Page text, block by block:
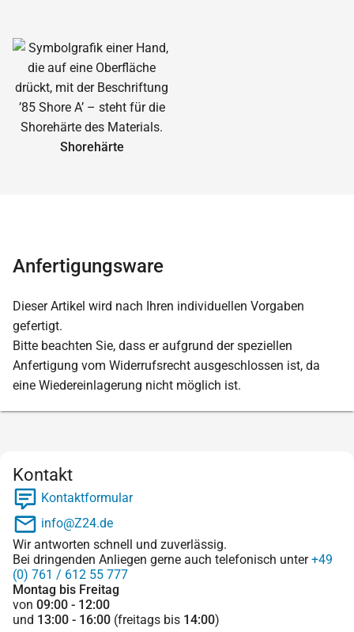
Shorehärte
Anfertigungsware
Dieser Artikel wird nach Ihren individuellen Vorgaben
gefertigt.
Bitte beachten Sie, dass er aufgrund der speziellen
Anfertigung vom Widerrufsrecht ausgeschlossen ist, da
eine Wiedereinlagerung nicht möglich ist.
Kontakt
Kontaktformular
info@Z24.de
Wir antworten schnell und zuverlässig.
Bei dringenden Anliegen gerne auch telefonisch unter+49
(0) 761 / 612 55 777
Montag bis Freitag
von 09:00 - 12:00
und 13:00 - 16:00 (freitags bis 14:00)